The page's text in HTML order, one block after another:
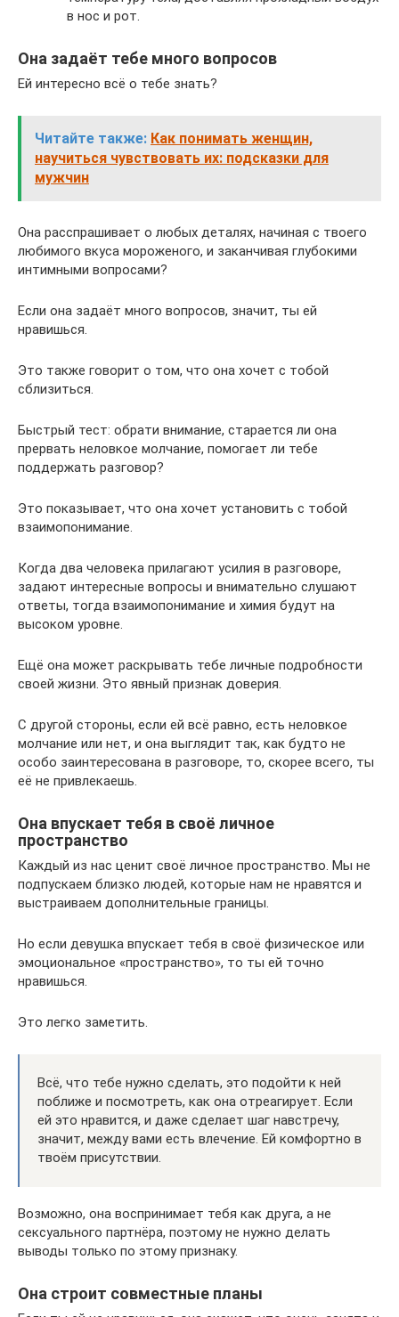
в нос и рот.
Она задаёт тебе много вопросов
Ей интересно всё о тебе знать?
Читайте также: Как понимать женщин,
научиться чувствовать их: подсказки для
мужчин
Она расспрашивает о любых деталях, начиная с твоего
любимого вкуса мороженого, и заканчивая глубокими
интимными вопросами?
Если она задаёт много вопросов, значит, ты ей
нравишься.
Это также говорит о том, что она хочет с тобой
сблизиться.
Быстрый тест: обрати внимание, старается ли она
прервать неловкое молчание, помогает ли тебе
поддержать разговор?
Это показывает, что она хочет установить с тобой
взаимопонимание.
Когда два человека прилагают усилия в разговоре,
задают интересные вопросы и внимательно слушают
ответы, тогда взаимопонимание и химия будут на
высоком уровне.
Ещё она может раскрывать тебе личные подробности
своей жизни. Это явный признак доверия.
С другой стороны, если ей всё равно, есть неловкое
молчание или нет, и она выглядит так, как будто не
особо заинтересована в разговоре, то, скорее всего, ты
её не привлекаешь.
Она впускает тебя в своё личное
пространство
Каждый из нас ценит своё личное пространство. Мы не
подпускаем близко людей, которые нам не нравятся и
выстраиваем дополнительные границы.
Но если девушка впускает тебя в своё физическое или
эмоциональное «пространство», то ты ей точно
нравишься.
Это легко заметить.
Всё, что тебе нужно сделать, это подойти к ней
поближе и посмотреть, как она отреагирует. Если
ей это нравится, и даже сделает шаг навстречу,
значит, между вами есть влечение. Ей комфортно в
твоём присутствии.
Возможно, она воспринимает тебя как друга, а не
сексуального партнёра, поэтому не нужно делать
выводы только по этому признаку.
Она строит совместные планы